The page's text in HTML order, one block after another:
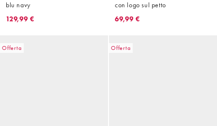
blu navy
129,99 €
con logo sul petto
69,99 €
Offerta Offerta